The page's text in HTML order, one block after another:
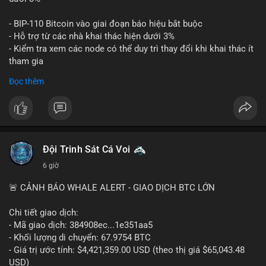
Lời khuyên: Nhà đầu tư nhỏ lẻ nên thận trọng quan sát biến
động thanh khoản trong 24-48 giờ tới. Tránh hành động theo
cảm xúc, hãy chờ xác nhận điểm đến của số BTC này trước khi
điều chỉnh vị thế.
#556btc #36trusd
- BIP-110 Bitcoin vào giai đoạn báo hiệu bắt buộc
- Hỗ trợ từ các nhà khai thác hiện dưới 3%
- Kiểm tra xem các node có thể duy trì thay đổi khi khai thác ít
tham gia
#vlikevn #titanbot
📰 Nguồn: Cointelegraph
Đọc thêm
Đội Trinh Sát Cá Voi
6 giờ
🚨 CẢNH BÁO WHALE ALERT - GIAO DỊCH BTC LỚN
Chi tiết giao dịch:
- Mã giao dịch: 384908ec...1e351aa5
- Khối lượng di chuyển: 67.9754 BTC
- Giá trị ước tính: $4,421,359.00 USD (theo thị giá $65,043.48
USD)